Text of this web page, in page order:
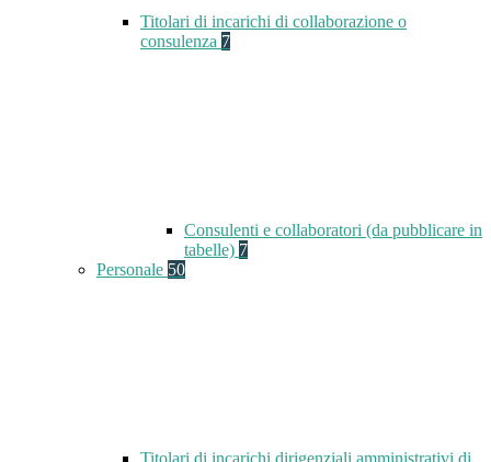
Titolari di incarichi di collaborazione o
consulenza 7
Consulenti e collaboratori (da pubblicare in
tabelle) 7
Personale 50